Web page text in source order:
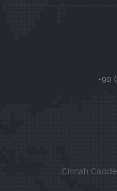
+90
Cinnah